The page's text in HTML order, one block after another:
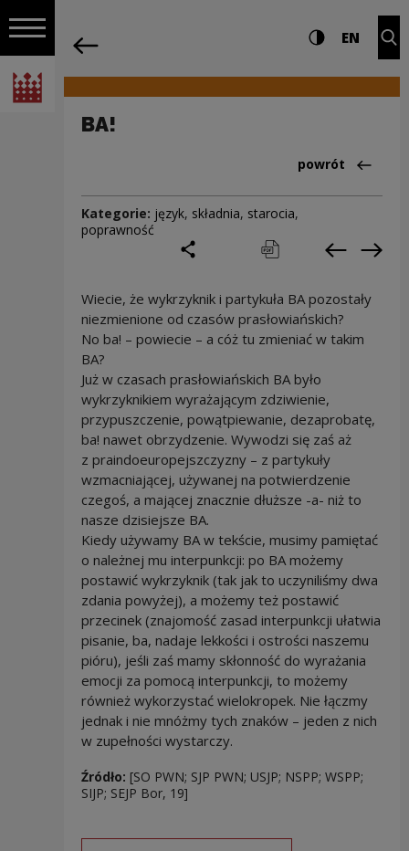
Włącz nawigację
Narodowe Centrum Kultury
Nawigacja Ustawienia i Wysoki
EN
BA!
Powrót
powrót
Kategorie: język, składnia, starocia,
poprawność
podziel się
drukuj pobierz
Wiecie, że wykrzyknik i partykuła BA pozostały
niezmienione od czasów prasłowiańskich?
No ba! – powiecie – a cóż tu zmieniać w takim
BA?
Już w czasach prasłowiańskich BA było
wykrzyknikiem wyrażającym zdziwienie,
przypuszczenie, powątpiewanie, dezaprobatę,
ba! nawet obrzydzenie. Wywodzi się zaś aż
z praindoeuropejszczyzny – z partykuły
wzmacniającej, używanej na potwierdzenie
czegoś, a mającej znacznie dłuższe -a- niż to
nasze dzisiejsze BA.
Kiedy używamy BA w tekście, musimy pamiętać
o należnej mu interpunkcji: po BA możemy
postawić wykrzyknik (tak jak to uczyniliśmy dwa
zdania powyżej), a możemy też postawić
przecinek (znajomość zasad interpunkcji ułatwia
pisanie, ba, nadaje lekkości i ostrości naszemu
pióru), jeśli zaś mamy skłonność do wyrażania
emocji za pomocą interpunkcji, to możemy
również wykorzystać wielokropek. Nie łączmy
jednak i nie mnóżmy tych znaków – jeden z nich
w zupełności wystarczy.
Źródło: [SO PWN; SJP PWN; USJP; NSPP; WSPP;
SIJP; SEJP Bor, 19]